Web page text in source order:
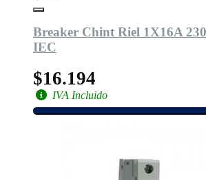
Breaker Chint Riel 1X16A
IEC
$16.194
IVA Incluido